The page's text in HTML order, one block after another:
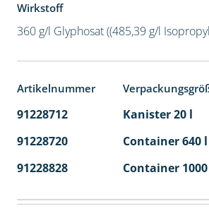
Wirkstoff
360 g/l Glyphosat ((485,39 g/l
Artikelnummer
91228712 Kanister 20 l
91228720
Container 640 l
91228828
Container